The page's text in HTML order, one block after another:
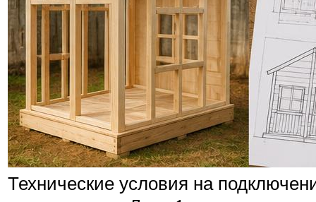
Технические условия на